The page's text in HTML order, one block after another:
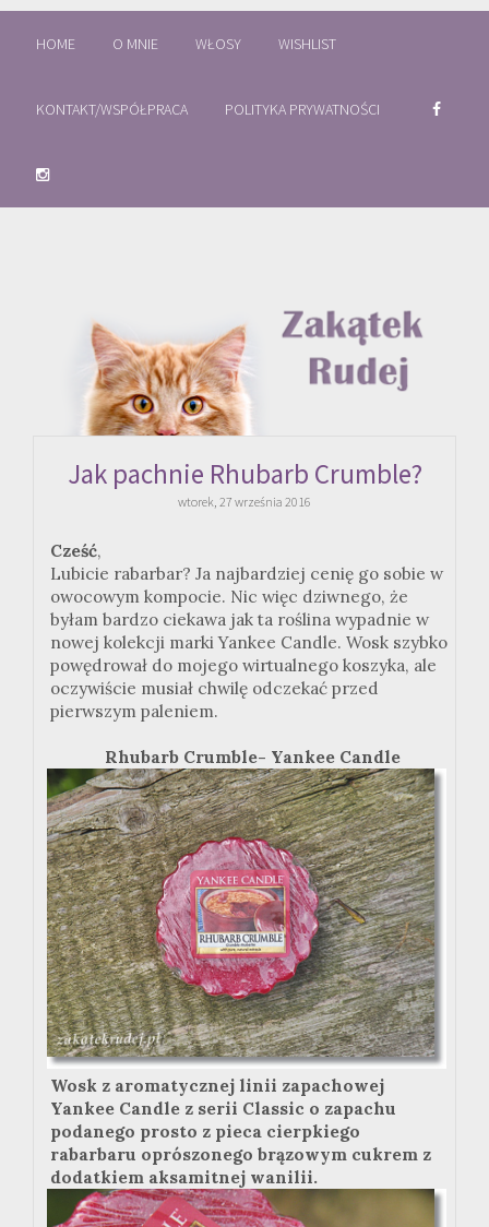
HOME O MNIE WŁOSY WISHLIST
KONTAKT/WSPÓŁPRACA POLITYKA PRYWATNOŚCI
Jak pachnie Rhubarb Crumble?
wtorek, 27 września 2016
Cześć,
Lubicie rabarbar? Ja najbardziej cenię go sobie w
owocowym kompocie. Nic więc dziwnego, że
byłam bardzo ciekawa jak ta roślina wypadnie w
nowej kolekcji marki Yankee Candle. Wosk szybko
powędrował do mojego wirtualnego koszyka, ale
oczywiście musiał chwilę odczekać przed
pierwszym paleniem.
Rhubarb Crumble- Yankee Candle
Wosk z aromatycznej linii zapachowej
Yankee Candle z serii Classic o zapachu
podanego prosto z pieca cierpkiego
rabarbaru oprószonego brązowym cukrem z
dodatkiem aksamitnej wanilii.